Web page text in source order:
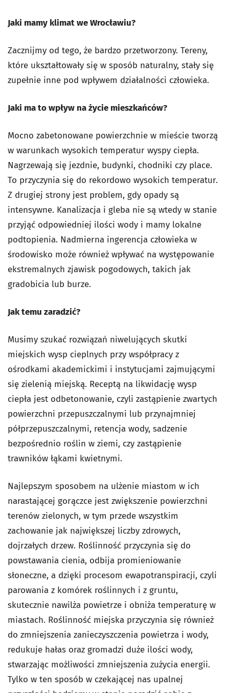
Jaki mamy klimat we Wrocławiu?
Zacznijmy od tego, że bardzo przetworzony. Tereny,
które ukształtowały się w sposób naturalny, stały się
zupełnie inne pod wpływem działalności człowieka.
Jaki ma to wpływ na życie mieszkańców?
Mocno zabetonowane powierzchnie w mieście tworzą
w warunkach wysokich temperatur wyspy ciepła.
Nagrzewają się jezdnie, budynki, chodniki czy place.
To przyczynia się do rekordowo wysokich temperatur.
Z drugiej strony jest problem, gdy opady są
intensywne. Kanalizacja i gleba nie są wtedy w stanie
przyjąć odpowiedniej ilości wody i mamy lokalne
podtopienia. Nadmierna ingerencja człowieka w
środowisko może również wpływać na występowanie
ekstremalnych zjawisk pogodowych, takich jak
gradobicia lub burze.
Jak temu zaradzić?
Musimy szukać rozwiązań niwelujących skutki
miejskich wysp cieplnych przy współpracy z
ośrodkami akademickimi i instytucjami zajmującymi
się zielenią miejską. Receptą na likwidację wysp
ciepła jest odbetonowanie, czyli zastąpienie zwartych
powierzchni przepuszczalnymi lub przynajmniej
półprzepuszczalnymi, retencja wody, sadzenie
bezpośrednio roślin w ziemi, czy zastąpienie
trawników łąkami kwietnymi.
Najlepszym sposobem na ulżenie miastom w ich
narastającej gorączce jest zwiększenie powierzchni
terenów zielonych, w tym przede wszystkim
zachowanie jak największej liczby zdrowych,
dojrzałych drzew. Roślinność przyczynia się do
powstawania cienia, odbija promieniowanie
słoneczne, a dzięki procesom ewapotranspiracji, czyli
parowania z komórek roślinnych i z gruntu,
skutecznie nawilża powietrze i obniża temperaturę w
miastach. Roślinność miejska przyczynia się również
do zmniejszenia zanieczyszczenia powietrza i wody,
redukuje hałas oraz gromadzi duże ilości wody,
stwarzając możliwości zmniejszenia zużycia energii.
Tylko w ten sposób w czekającej nas upalnej